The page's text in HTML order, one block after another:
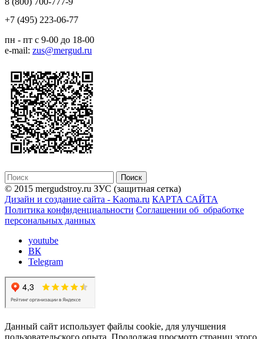
+7 (495) 223-06-77
пн - пт с 9-00 до 18-00
e-mail: zus@mergud.ru
© 2015 mergudstroy.ru ЗУС (защитная сетка)
Дизайн и создание сайта - Kaoma.ru КАРТА САЙТА
Политика конфиденциальности Соглашении об обработке
персональных данных
youtube
ВК
Telegram
Данный сайт использует файлы cookie, для улучшения
пользовательского опыта. Продолжая просмотр страниц этого